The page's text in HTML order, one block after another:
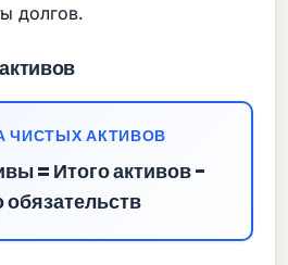
долгов.
ЧИСТЫХ АКТИВОВ
= Итого активов −
обязательств